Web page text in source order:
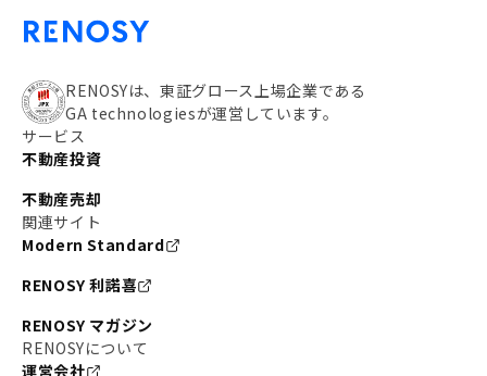
RENOSYは、東証グロース上場企業である
GA technologiesが運営しています。
サービス
不動産投資
不動産売却
関連サイト
Modern Standard
RENOSY 利諾喜
RENOSY マガジン
RENOSYについて
運営会社